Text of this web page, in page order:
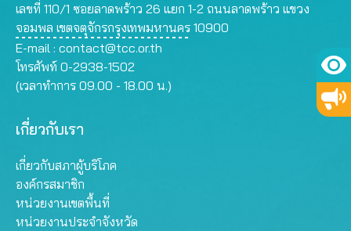
เลขที่ 110/1 ซอยลาดพร้าว 26 แยก 1-2 ถนนลาดพร้าว แขวง
จอมพล เขตจตุจักรกรุงเทพมหานคร 10900
E-mail : contact@tcc.or.th
โทรศัพท์ 0-2938-1502
(เวลาทำการ 09.00 - 18.00 น.)
เกี่ยวกับเรา
เกี่ยวกับสภาผู้บริโภค
องค์กรสมาชิก
หน่วยงานเขตพื้นที่
หน่วยงานประจำจังหวัด